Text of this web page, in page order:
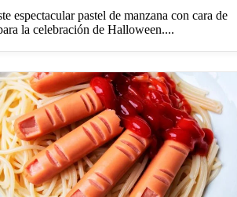
espectacular pastel de manzana con cara de
la celebración de Halloween....